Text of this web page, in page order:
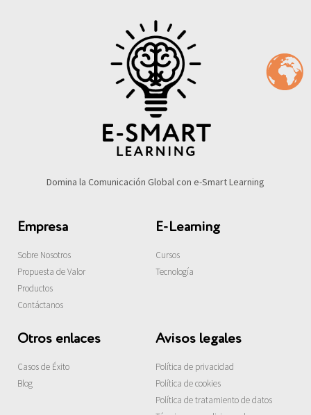
Domina la Comunicación Global con e-Smart Learning
Empresa
Sobre Nosotros
Propuesta de Valor
Productos
Contáctanos
E-Learning
Cursos
Tecnología
Otros enlaces
Casos de Éxito
Blog
Avisos legales
Política de privacidad
Política de cookies
Política de tratamiento de datos